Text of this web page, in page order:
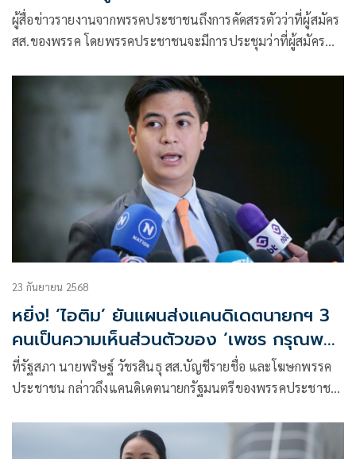
ผู้สื่อข่าวรายงานจากพรรคประชาชนถึงการคัดสรรตัวว่าที่ผู้สมัคร
สส.ของพรรค โดยพรรคประชาชนจะมีการประชุมว่าที่ผู้สมัคร
23 กันยายน 2568
หยิ่ง! ‘ไอติม’ ยันแผนส่งแคนดิเดตนายกฯ 3
คนเป็นความเห็นส่วนตัวของ ‘เพชร กรุณพล’
พรรคยังไม่สรุป
ที่รัฐสภา นายพริษฐ์ วัชรสินธุ สส.บัญชีรายชื่อ และโฆษกพรรค
ประชาชน กล่าวถึงแคนดิเดตนายกรัฐมนตรีของพรรคประชาชน